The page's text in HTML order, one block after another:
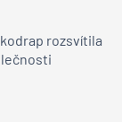
rozsvítila